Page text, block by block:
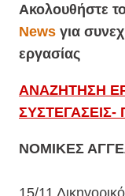
Ακολουθήστε
News για
εργασίας
ΑΝΑΖΗΤΗΣΗ
ΣΥΣΤΕΓΑΣΕΙΣ-
ΝΟΜΙΚΕΣ
15/11